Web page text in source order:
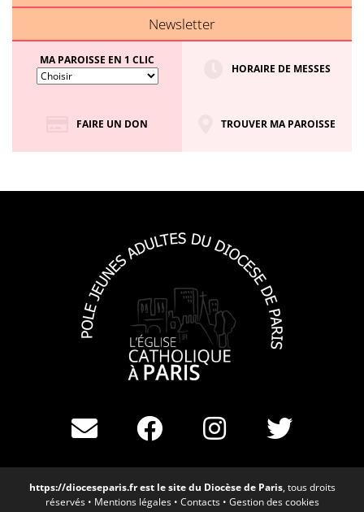
Newsletter
MA PAROISSE EN 1 CLIC
HORAIRE DE MESSES
FAIRE UN DON TROUVER MA PAROISSE
https://dioceseparis.frest le site du Diocèse de Paris, tous droits
réservés • Mentions légales• Contacts• Gestion des cookies